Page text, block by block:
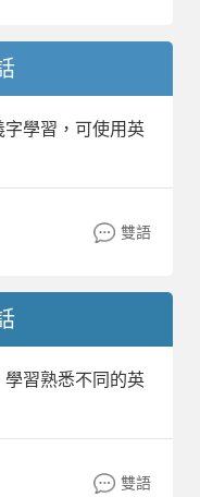
學習，可使用英
雙語
習熟悉不同的英
雙語